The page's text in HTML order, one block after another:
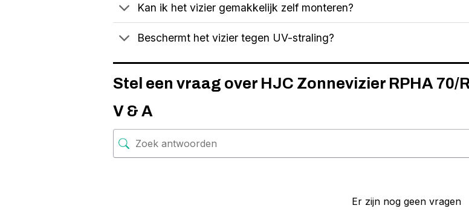
Kan ik het vizier gemakkelijk zelf monteren?
Beschermt het vizier tegen UV-straling?
Stel een vraag over HJC Zonnevizier RPHA 70/
V & A
Er zijn nog geen vragen